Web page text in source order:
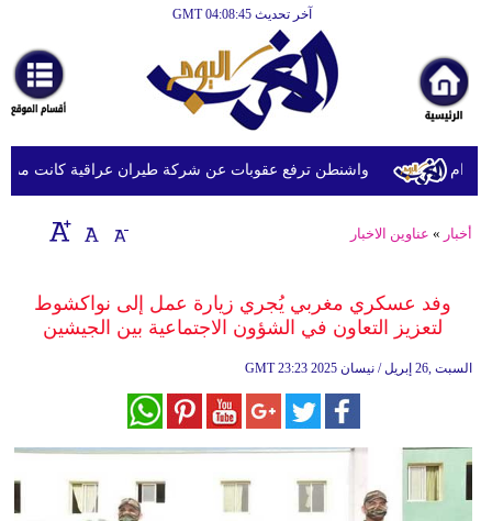
آخر تحديث GMT 04:08:45
أخبارعاجلة
رياضة
ثقافة
إقتصاد
وموسيقى
أزياء
واشنطن ترفع عقوبات عن شركة طيران عراقية كانت مدرجة
أخبار » عناوين الاخبار
وفد عسكري مغربي يُجري زيارة عمل إلى نواكشوط
لتعزيز التعاون في الشؤون الاجتماعية بين الجيشين
GMT 23:23 2025 السبت ,26 إبريل / نيسان